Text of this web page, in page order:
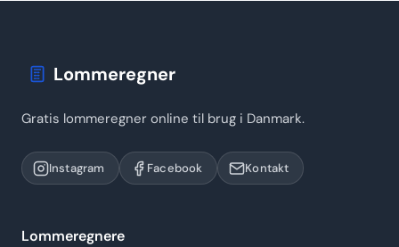
Lommeregner
Gratis lommeregner online til brug i Danmark.
Instagram Facebook Kontakt
Lommeregnere